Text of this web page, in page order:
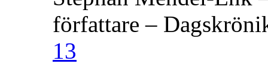
författare –
13